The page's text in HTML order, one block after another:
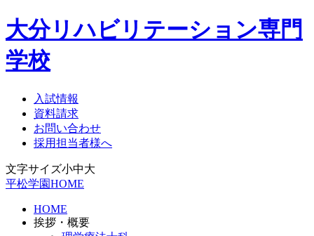
大分リハビリテーション専門
学校
入試情報
資料請求
お問い合わせ
採用担当者様へ
文字サイズ小中大
平松学園HOME
HOME
挨拶・概要